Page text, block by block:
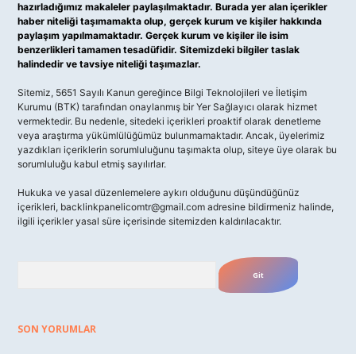
hazırladığımız makaleler paylaşılmaktadır. Burada yer alan içerikler
haber niteliği taşımamakta olup, gerçek kurum ve kişiler hakkında
paylaşım yapılmamaktadır. Gerçek kurum ve kişiler ile isim
benzerlikleri tamamen tesadüfidir. Sitemizdeki bilgiler taslak
halindedir ve tavsiye niteliği taşımazlar.
Sitemiz, 5651 Sayılı Kanun gereğince Bilgi Teknolojileri ve İletişim
Kurumu (BTK) tarafından onaylanmış bir Yer Sağlayıcı olarak hizmet
vermektedir. Bu nedenle, sitedeki içerikleri proaktif olarak denetleme
veya araştırma yükümlülüğümüz bulunmamaktadır. Ancak, üyelerimiz
yazdıkları içeriklerin sorumluluğunu taşımakta olup, siteye üye olarak bu
sorumluluğu kabul etmiş sayılırlar.
Hukuka ve yasal düzenlemelere aykırı olduğunu düşündüğünüz
içerikleri, backlinkpanelicomtr@gmail.com adresine bildirmeniz halinde,
ilgili içerikler yasal süre içerisinde sitemizden kaldırılacaktır.
SON YORUMLAR